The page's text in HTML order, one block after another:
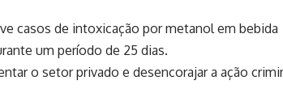
casos de intoxicação por metanol em bebida
um período de 25 dias.
o setor privado e desencorajar a ação